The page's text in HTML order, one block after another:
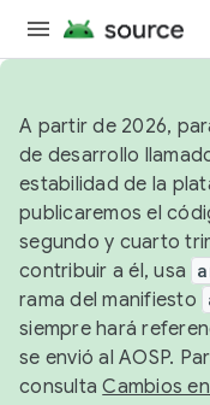
A partir de 2026,
de desarrollo
estabilidad de la
publicaremos el
segundo y cuarto
contribuir a él, usa
rama del manifiesto
siempre hará
se envió al AOSP.
consultaCambios